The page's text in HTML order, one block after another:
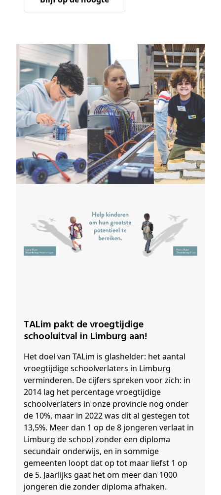
TALim pakt de vroegtijdige
schooluitval in Limburg aan!
Het doel van TALim is glashelder: het aantal
vroegtijdige schoolverlaters in Limburg
verminderen. De cijfers spreken voor zich: in
2014 lag het percentage vroegtijdige
schoolverlaters in onze provincie nog onder
de 10%, maar in 2022 was dit al gestegen tot
13,5%. Meer dan 1 op de 8 jongeren verlaat in
Limburg de school zonder een diploma
secundair onderwijs, en in sommige
gemeenten loopt dat op tot maar liefst 1 op
de 5. Jaarlijks gaat het om meer dan 1000
jongeren die zonder diploma afhaken.